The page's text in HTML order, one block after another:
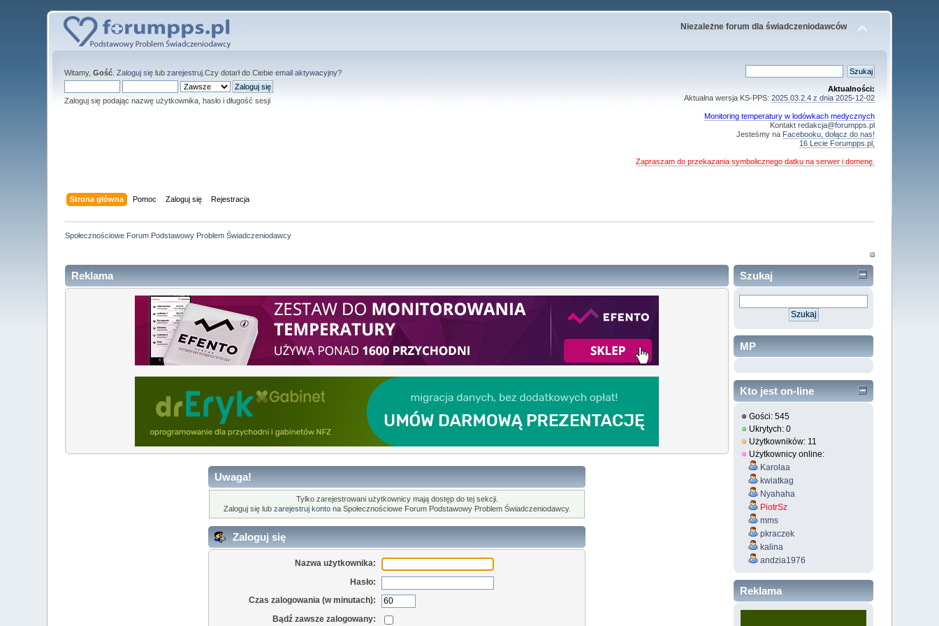
Niezależne forum dla świadczeniodawców
Witamy,Gość .Zaloguj się lubzarejestruj .Czy dotarł do Ciebieemail aktywacyjny?
Zaloguj się podając nazwę użytkownika, hasło i długość sesji
Aktualności:
Aktualna wersja KS-PPS: 2025.03.2.4 z dnia 2025-12-02
Monitoring temperatury w lodówkach medycznych
Kontakt redakcja@forumpps.pl
Jesteśmy na Facebooku, dołącz do nas!
16 Lecie Forumpps.pl,
Zapraszam do przekazania symbolicznego datku na serwer i domenę.
Strona główna Pomoc Zaloguj się Rejestracja
Społecznościowe Forum Podstawowy Problem Świadczeniodawcy
Reklama
Uwaga!
Tylko zarejestrowani użytkownicy mają dostęp do tej sekcji.
Zaloguj się lub zarejestruj kontona Społecznościowe Forum Podstawowy Problem Świadczeniodawcy.
Zaloguj się
Nazwa użytkownika:
Hasło:
Czas zalogowania (w minutach):
Bądź zawsze zalogowany:
Szukaj
MP
Kto jest on-line
Gości: 545
Ukrytych: 0
Użytkowników: 11
Użytkownicy online:
Karolaa
kwiatkag
Nyahaha
PiotrSz
mms
pkraczek
kalina
andzia1976
maxmaj
mgolinski
Pravusik
Reklama